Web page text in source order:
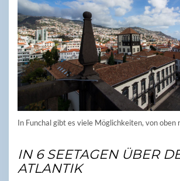
In Funchal gibt es viele Möglichkeiten, von oben
IN 6 SEETAGEN ÜBER
ATLANTIK